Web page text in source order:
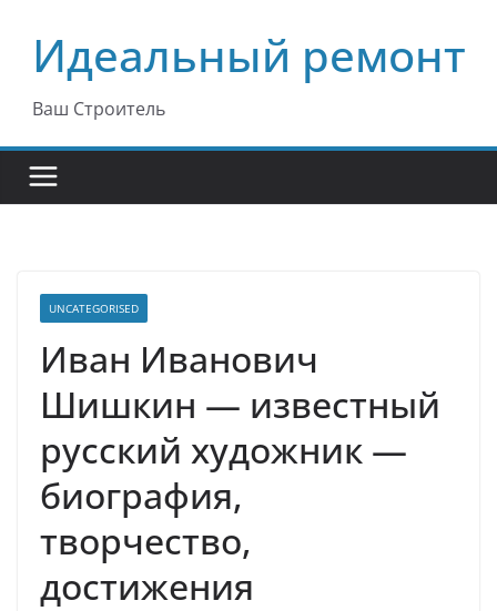
содержимому
Идеальный ремонт
Ваш Строитель
UNCATEGORISED
Иван Иванович
Шишкин — известный
русский художник —
биография,
творчество,
достижения